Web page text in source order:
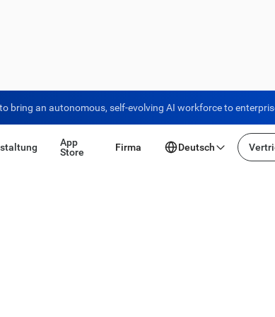
bring an autonomous, self-evolving AI workforce to
App
Store
Firma Deutsch